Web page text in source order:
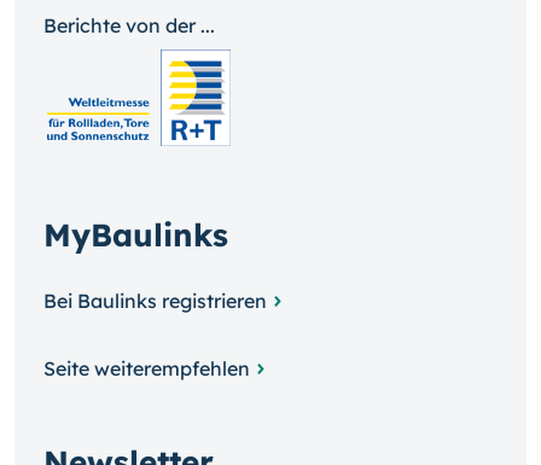
Berichte von der ...
MyBaulinks
Bei Baulinks registrieren
Seite weiterempfehlen